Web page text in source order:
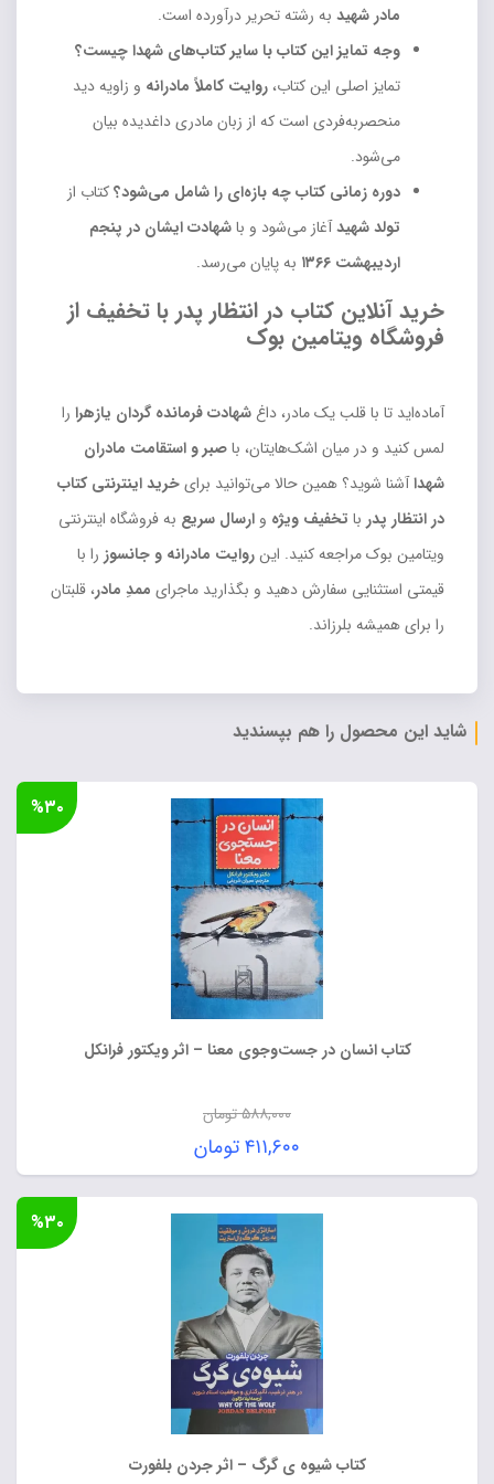
مادر شهید به رشته تحریر درآورده است.
وجه تمایز این کتاب با سایر کتاب‌های شهدا چیست؟
تمایز اصلی این کتاب، روایت کاملاً مادرانه و زاویه دید
منحصربه‌فردی است که از زبان مادری داغدیده بیان
می‌شود.
دوره زمانی کتاب چه بازه‌ای را شامل می‌شود؟کتاب از
تولد شهیدآغاز می‌شود و باشهادت ایشان در پنجم
اردیبهشت ۱۳۶۶
به پایان می‌رسد.
خرید آنلاین کتاب در انتظار پدر با تخفیف از
فروشگاه ویتامین بوک
آماده‌اید تا با قلب یک مادر، داغ شهادت فرمانده گردان یازهرا را
لمس کنید و در میان اشک‌هایتان، باصبر و استقامت مادران
شهداآشنا شوید؟ همین حالا می‌توانید برایخرید اینترنتی کتاب
در انتظار پدر با تخفیف ویژه و ارسال سریع به فروشگاه اینترنتی
ویتامین بوک مراجعه کنید. اینروایت مادرانه و جانسوز را با
قیمتی استثنایی سفارش دهید و بگذارید ماجرای ممدِ مادر، قلبتان
را برای همیشه بلرزاند.
شاید این محصول را هم بپسندید
کتاب انسان در جست‌وجوی معنا – اثر ویکتور فرانکل
۵۸۸,۰۰۰تومان
قیمت
اصلی:
۵۸۸,۰۰۰ تومان
بود.
۴۱۱,۶۰۰تومان
قیمت
فعلی:
۴۱۱,۶۰۰ تومان.
%۳۰
کتاب شیوه ی گرگ – اثر جردن بلفورت
%۳۰